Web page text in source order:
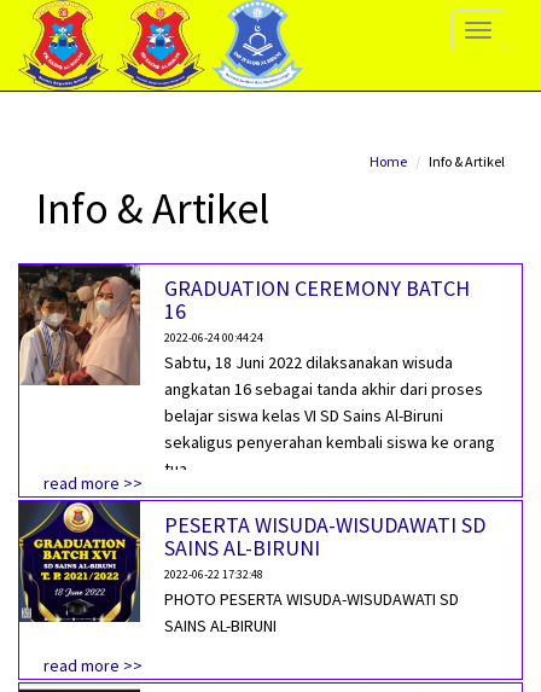
Toggle
Home Info & Artikel
Info & Artikel
GRADUATION CEREMONY BATCH
16
2022-06-24 00:44:24
Sabtu, 18 Juni 2022 dilaksanakan wisuda
angkatan 16 sebagai tanda akhir dari proses
belajar siswa kelas VI SD Sains Al-Biruni
sekaligus penyerahan kembali siswa ke orang
tua.
read more >>
PESERTA WISUDA-WISUDAWATI SD
SAINS AL-BIRUNI
2022-06-22 17:32:48
PHOTO PESERTA WISUDA-WISUDAWATI SD
SAINS AL-BIRUNI
read more >>